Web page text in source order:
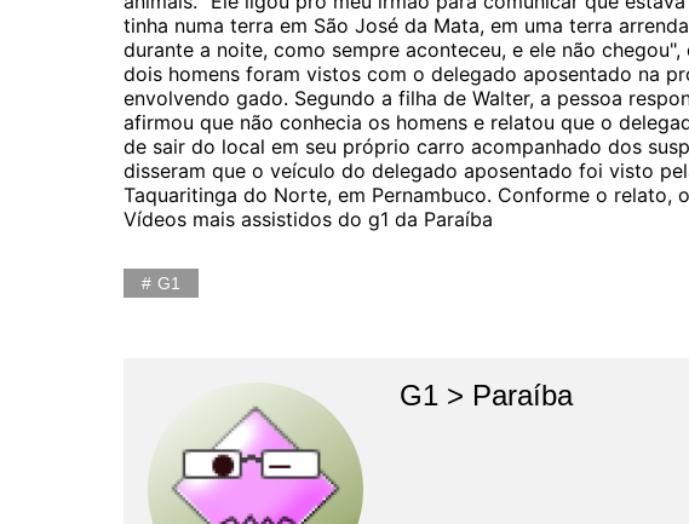
tinha numa terra em São José da Mata, em uma terra
durante a noite, como sempre aconteceu, e ele não
dois homens foram vistos com o delegado aposentado na
envolvendo gado. Segundo a filha de Walter, a pessoa
afirmou que não conhecia os homens e relatou que o
de sair do local em seu próprio carro acompanhado dos
disseram que o veículo do delegado aposentado foi visto
Taquaritinga do Norte, em Pernambuco. Conforme o relato,
Vídeos mais assistidos do g1 da Paraíba
G1
G1 > Paraíba